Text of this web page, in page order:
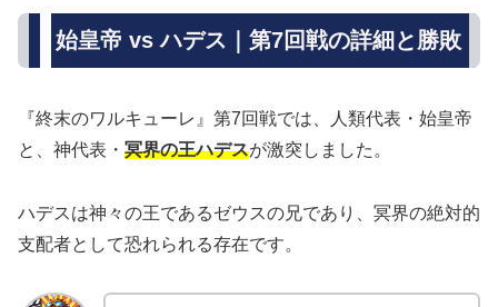
始皇帝 vs ハデス｜第7回戦の詳細と勝敗
『終末のワルキューレ』第7回戦では、人類代表・始皇帝
と、神代表・ 冥界の王ハデスが激突しました。
ハデスは神々の王であるゼウスの兄であり、冥界の絶対的
支配者として恐れられる存在です。